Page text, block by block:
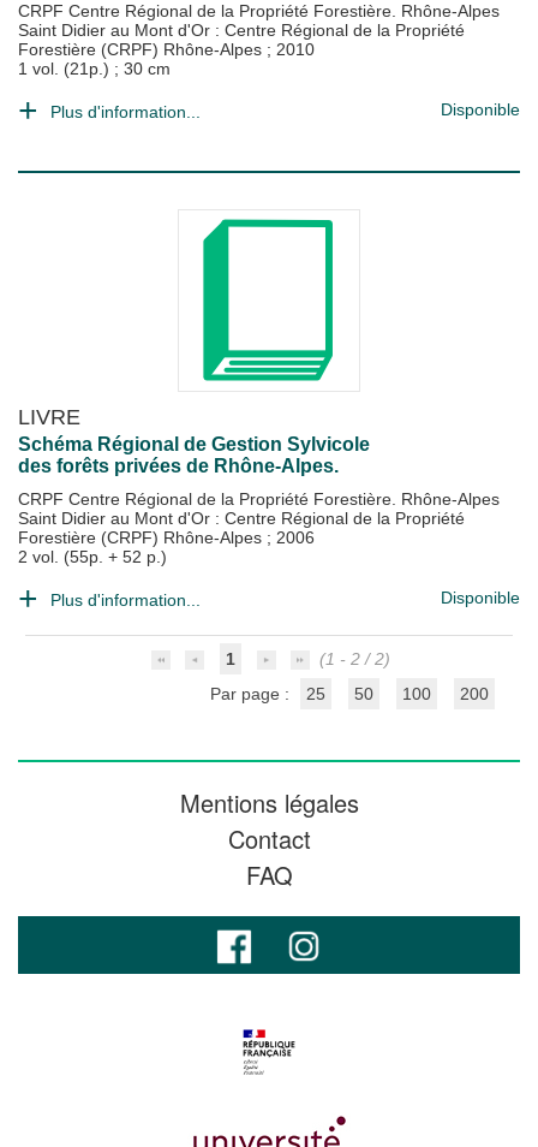
CRPF Centre Régional de la Propriété Forestière. Rhône-Alpes
Saint Didier au Mont d'Or : Centre Régional de la Propriété
Forestière (CRPF) Rhône-Alpes ; 2010
1 vol. (21p.) ; 30 cm
Plus d'information... Disponible
LIVRE
Schéma Régional de Gestion Sylvicole
des forêts privées de Rhône-Alpes.
CRPF Centre Régional de la Propriété Forestière. Rhône-Alpes
Saint Didier au Mont d'Or : Centre Régional de la Propriété
Forestière (CRPF) Rhône-Alpes ; 2006
2 vol. (55p. + 52 p.)
Plus d'information... Disponible
1
(1 - 2 / 2)
Par page :
25 50 100 200
Mentions légales
Contact
FAQ